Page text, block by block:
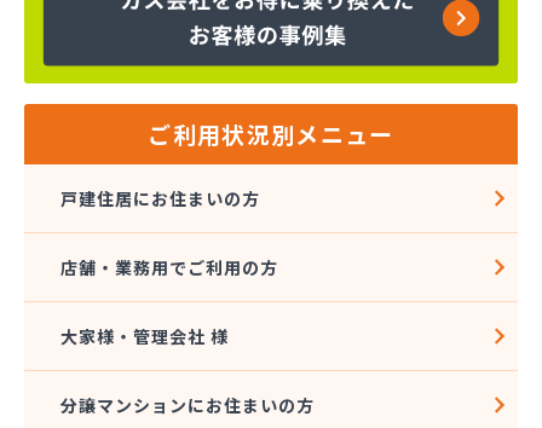
株式会社金子商店
株式会社広島クミアイ燃料
株式会社広島クミアイ燃料 あさひが丘ガス基地
株式会社広島中央クミアイ燃料 大和営業所
株式会社柴田燃料商会 ハウジング事業部
株式会社柴田燃料商会 本社
株式会社上田商店
株式会社親和商会
株式会社太陽
株式会社大野石油店・LPGスタンド
株式会社中村設備産業
ご利用状況別メニュー
戸建住居にお住まいの方
店舗・業務用でご利用の方
大家様・管理会社 様
分譲マンションにお住まいの方